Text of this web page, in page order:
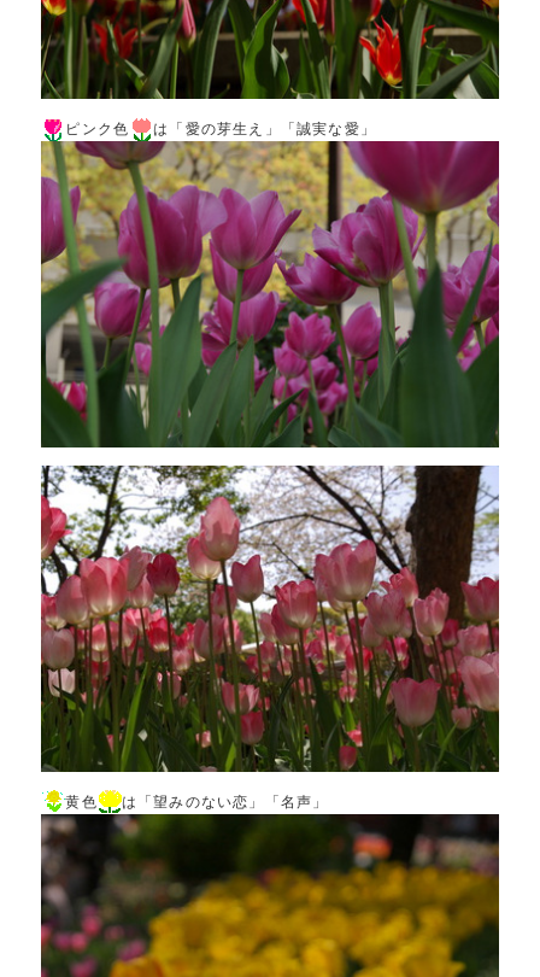
ピンク色 は「愛の芽生え」「誠実な愛」
黄色 は「望みのない恋」「名声」